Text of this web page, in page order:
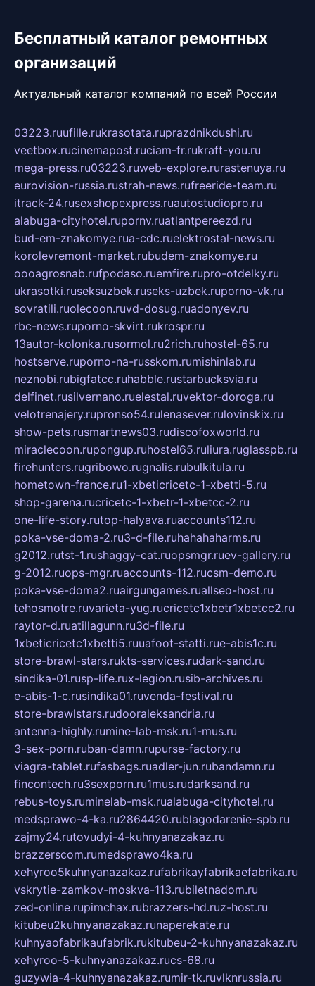
Бесплатный каталог ремонтных
организаций
Актуальный каталог компаний по всей России
03223.ruufille.rukrasotata.ruprazdnikdushi.ru
veetbox.rucinemapost.ruciam-fr.rukraft-you.ru
mega-press.ru03223.ruweb-explore.rurastenuya.ru
eurovision-russia.rustrah-news.rufreeride-team.ru
itrack-24.rusexshopexpress.ruautostudiopro.ru
alabuga-cityhotel.rupornv.ruatlantpereezd.ru
bud-em-znakomye.rua-cdc.ruelektrostal-news.ru
korolevremont-market.rubudem-znakomye.ru
oooagrosnab.rufpodaso.ruemfire.rupro-otdelky.ru
ukrasotki.ruseksuzbek.ruseks-uzbek.ruporno-vk.ru
sovratili.ruolecoon.ruvd-dosug.ruadonyev.ru
rbc-news.ruporno-skvirt.rukrospr.ru
13autor-kolonka.rusormol.ru2rich.ruhostel-65.ru
hostserve.ruporno-na-russkom.rumishinlab.ru
neznobi.rubigfatcc.ruhabble.rustarbucksvia.ru
delfinet.rusilvernano.ruelestal.ruvektor-doroga.ru
velotrenajery.rupronso54.rulenasever.rulovinskix.ru
show-pets.rusmartnews03.rudiscofoxworld.ru
miraclecoon.rupongup.ruhostel65.ruliura.ruglasspb.ru
firehunters.rugribowo.rugnalis.rubulkitula.ru
hometown-france.ru1-xbeticricetc-1-xbetti-5.ru
shop-garena.rucricetc-1-xbetr-1-xbetcc-2.ru
one-life-story.rutop-halyava.ruaccounts112.ru
poka-vse-doma-2.ru3-d-file.ruhahahaharms.ru
g2012.rutst-1.rushaggy-cat.ruopsmgr.ruev-gallery.ru
g-2012.ruops-mgr.ruaccounts-112.rucsm-demo.ru
poka-vse-doma2.ruairgungames.ruallseo-host.ru
tehosmotre.ruvarieta-yug.rucricetc1xbetr1xbetcc2.ru
raytor-d.ruatillagunn.ru3d-file.ru
1xbeticricetc1xbetti5.ruuafoot-statti.rue-abis1c.ru
store-brawl-stars.rukts-services.rudark-sand.ru
sindika-01.rusp-life.rux-legion.rusib-archives.ru
e-abis-1-c.rusindika01.ruvenda-festival.ru
store-brawlstars.rudooraleksandria.ru
antenna-highly.rumine-lab-msk.ru1-mus.ru
3-sex-porn.ruban-damn.rupurse-factory.ru
viagra-tablet.rufasbags.ruadler-jun.rubandamn.ru
fincontech.ru3sexporn.ru1mus.rudarksand.ru
rebus-toys.ruminelab-msk.rualabuga-cityhotel.ru
medsprawo-4-ka.ru2864420.rublagodarenie-spb.ru
zajmy24.rutovudyi-4-kuhnyanazakaz.ru
brazzerscom.rumedsprawo4ka.ru
xehyroo5kuhnyanazakaz.rufabrikayfabrikaefabrika.ru
vskrytie-zamkov-moskva-113.rubiletnadom.ru
zed-online.rupimchax.rubrazzers-hd.ruz-host.ru
kitubeu2kuhnyanazakaz.runaperekate.ru
kuhnyaofabrikaufabrik.rukitubeu-2-kuhnyanazakaz.ru
xehyroo-5-kuhnyanazakaz.rucs-68.ru
guzywia-4-kuhnyanazakaz.rumir-tk.ruvlknrussia.ru